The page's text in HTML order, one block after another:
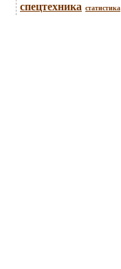
спецтехника статистика